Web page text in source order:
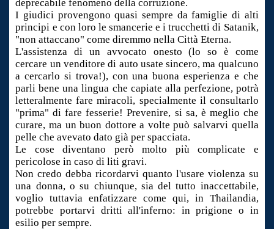
deprecabile fenomeno della corruzione.
I giudici provengono quasi sempre da famiglie di alti
principi e con loro le smancerie e i trucchetti di Satanik,
"non attaccano" come diremmo nella Città Eterna.
L'assistenza di un avvocato onesto (lo so è come
cercare un venditore di auto usate sincero, ma qualcuno
a cercarlo si trova!), con una buona esperienza e che
parli bene una lingua che capiate alla perfezione, potrà
letteralmente fare miracoli, specialmente il consultarlo
"prima" di fare fesserie! Prevenire, si sa, è meglio che
curare, ma un buon dottore a volte può salvarvi quella
pelle che avevato dato già per spacciata.
Le cose diventano però molto più complicate e
pericolose in caso di liti gravi.
Non credo debba ricordarvi quanto l'usare violenza su
una donna, o su chiunque, sia del tutto inaccettabile,
voglio tuttavia enfatizzare come qui, in Thailandia,
potrebbe portarvi dritti all'inferno: in prigione o in
esilio per sempre.